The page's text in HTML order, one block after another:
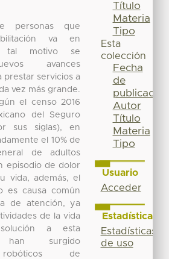
personas que
va en
tal motivo se
avances
prestar servicios a
vez más grande.
el censo 2016
del Seguro
sus siglas), en
el 10% de
de adultos
episodio de dolor
vida, además, el
es causa común
de atención, ya
de la vida
a esta
han surgido
robóticos de
Título
Materia
Tipo
Esta
colección
Fecha
de
publicación
Autor
Título
Materia
Tipo
Usuario
Acceder
Estadísticas
Estadísticas
de uso